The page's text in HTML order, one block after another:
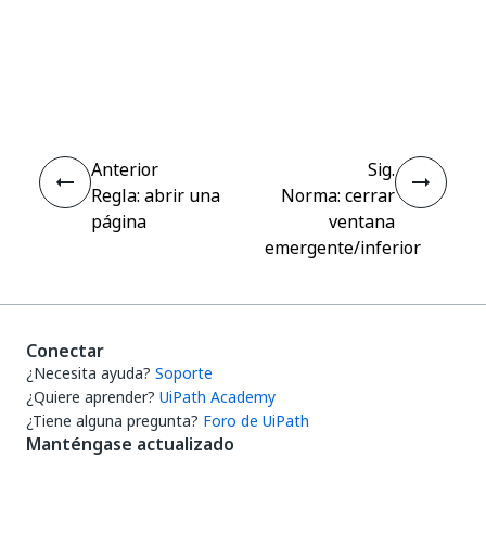
Anterior
Regla: abrir una
página
Sig.
Norma: cerrar
ventana
emergente/inferior
Conectar
¿Necesita ayuda? Soporte
¿Quiere aprender? UiPath Academy
¿Tiene alguna pregunta? Foro de UiPath
Manténgase actualizado